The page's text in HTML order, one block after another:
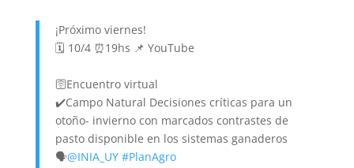
¡Próximo viernes!
🗓️ 10/4 ⏰19hs 📌 YouTube
🛜Encuentro virtual
✔️Campo Natural Decisiones críticas para un
otoño- invierno con marcados contrastes de
pasto disponible en los sistemas ganaderos
🗣️@INIA_UY #PlanAgro